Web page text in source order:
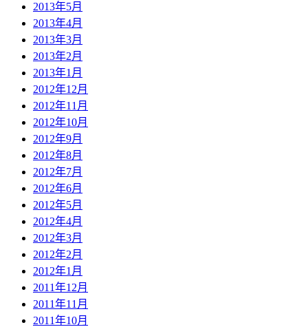
2013年5月
2013年4月
2013年3月
2013年2月
2013年1月
2012年12月
2012年11月
2012年10月
2012年9月
2012年8月
2012年7月
2012年6月
2012年5月
2012年4月
2012年3月
2012年2月
2012年1月
2011年12月
2011年11月
2011年10月